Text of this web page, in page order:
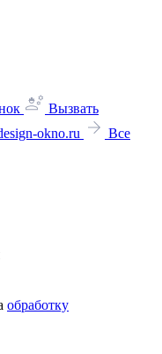
Вызвать
okno.ru
Все
обработку